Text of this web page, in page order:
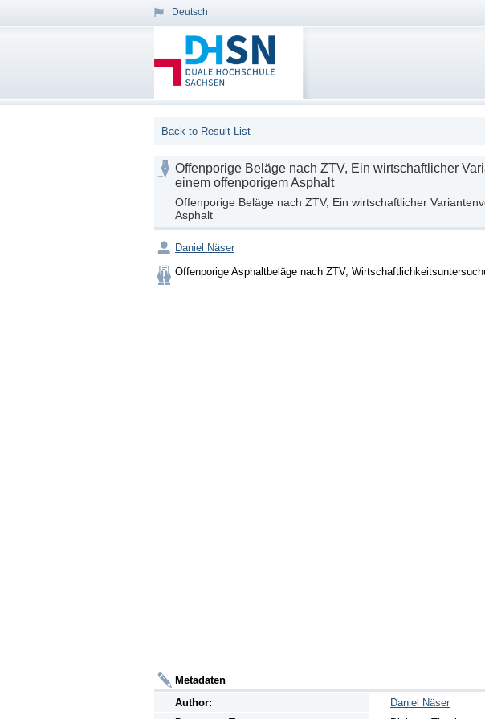
Deutsch
Back to Result List
Offenporige Beläge nach ZTV, Ein wirtschaftlicher
einem offenporigem Asphalt
Offenporige Beläge nach ZTV, Ein wirtschaftlicher
Asphalt
Daniel Näser
Offenporige Asphaltbeläge nach ZTV,
Metadaten
Author:
Daniel Näser